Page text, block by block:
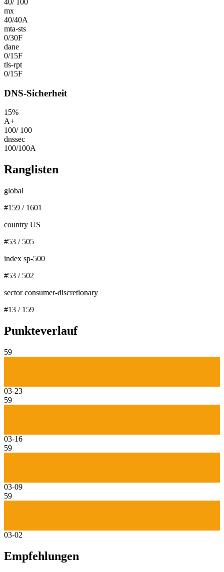
mx
40/40A
mta-sts
0/30F
dane
0/15F
tls-rpt
0/15F
DNS-Sicherheit
15%
A+
100/ 100
dnssec
100/100A
Ranglisten
global
#159 / 1601
country US
#53 / 505
index sp-500
#53 / 502
sector consumer-discretionary
#13 / 159
Punkteverlauf
59
03-23
59
03-16
59
03-09
59
03-02
Empfehlungen